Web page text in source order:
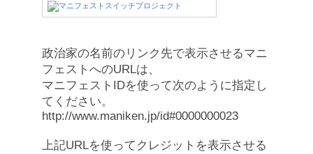
政治家の名前のリンク先で表示させるマニ
フェストへのURLは、
マニフェストIDを使って次のように指定し
てください。
http://www.maniken.jp/id#0000000023
上記URLを使ってクレジットを表示させる